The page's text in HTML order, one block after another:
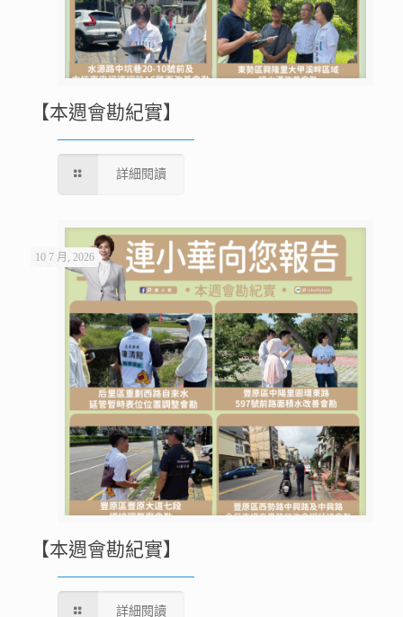
【本週會勘紀實】
詳細閱讀
10 7 月, 2026
【本週會勘紀實】
詳細閱讀